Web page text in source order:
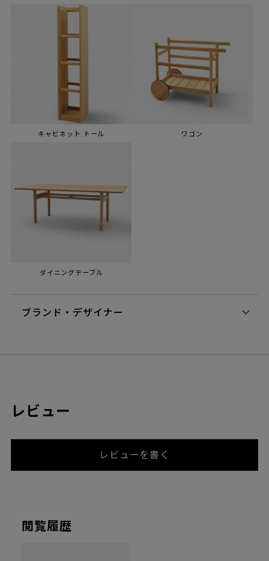
キャビネット トール ワゴン
ダイニングテーブル
ブランド・デザイナー
レビュー
レビューを書く
閲覧履歴